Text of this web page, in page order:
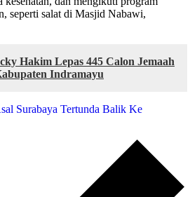
seperti salat di Masjid Nabawi,
Hakim Lepas 445 Calon Jemaah
Indramayu
Surabaya Tertunda Balik Ke